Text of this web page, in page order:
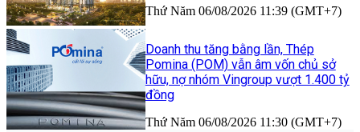
Thứ Năm 06/08/2026 11:39 (GMT+7)
Doanh thu tăng bằng lần, Thép
Pomina (POM) vẫn âm vốn chủ sở
hữu, nợ nhóm Vingroup vượt 1.400 tỷ
đồng
Thứ Năm 06/08/2026 11:30 (GMT+7)